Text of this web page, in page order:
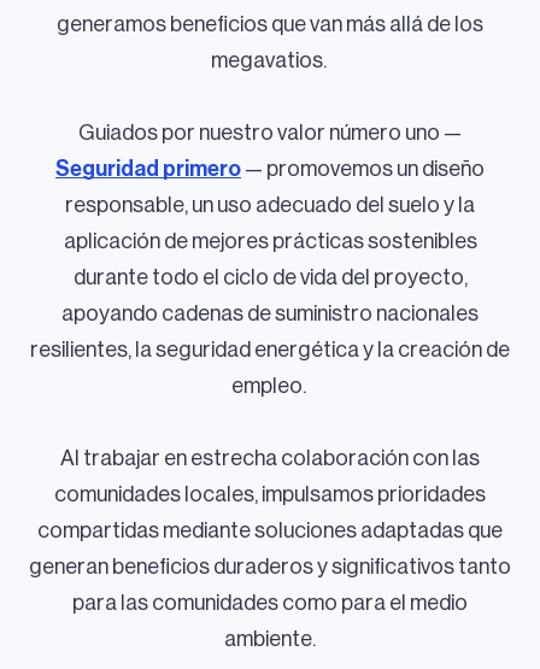
generamos beneficios que van más allá de los
megavatios.
Guiados por nuestro valor número uno —
Seguridad primero — promovemos un diseño
responsable, un uso adecuado del suelo y la
aplicación de mejores prácticas sostenibles
durante todo el ciclo de vida del proyecto,
apoyando cadenas de suministro nacionales
resilientes, la seguridad energética y la creación de
empleo.
Al trabajar en estrecha colaboración con las
comunidades locales, impulsamos prioridades
compartidas mediante soluciones adaptadas que
generan beneficios duraderos y significativos tanto
para las comunidades como para el medio
ambiente.